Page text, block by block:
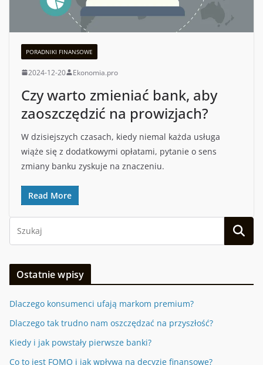
PORADNIKI FINANSOWE
2024-12-20 Ekonomia.pro
Czy warto zmieniać bank, aby
zaoszczędzić na prowizjach?
W dzisiejszych czasach, kiedy niemal każda usługa
wiąże się z dodatkowymi opłatami, pytanie o sens
zmiany banku zyskuje na znaczeniu.
Read More
Ostatnie wpisy
Dlaczego konsumenci ufają markom premium?
Dlaczego tak trudno nam oszczędzać na przyszłość?
Kiedy i jak powstały pierwsze banki?
Co to jest FOMO i jak wpływa na decyzje finansowe?